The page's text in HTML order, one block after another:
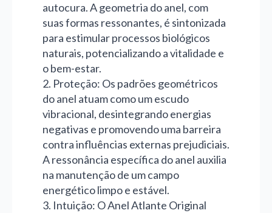
autocura. A geometria do anel, com
suas formas ressonantes, é sintonizada
para estimular processos biológicos
naturais, potencializando a vitalidade e
o bem-estar.
2. Proteção: Os padrões geométricos
do anel atuam como um escudo
vibracional, desintegrando energias
negativas e promovendo uma barreira
contra influências externas prejudiciais.
A ressonância específica do anel auxilia
na manutenção de um campo
energético limpo e estável.
3. Intuição: O Anel Atlante Original